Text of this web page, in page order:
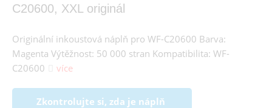
C20600, XXL originál
Originální inkoustová náplň pro WF-C20600 Barva:
Magenta Výtěžnost: 50 000 stran Kompatibilita: WF-
C20600
více
Zkontrolujte si, zda je náplň